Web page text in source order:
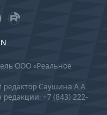
ООО «Реальное
редактор Саушина А.А.
редакции: +7 (843) 222-